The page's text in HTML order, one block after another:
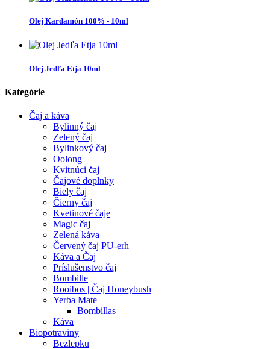
Olej Kardamón 100% - 10ml
Olej Jedľa Etja 10ml
Kategórie
Čaj a káva
Bylinný čaj
Zelený čaj
Bylinkový čaj
Oolong
Kvitnúci čaj
Čajové doplnky
Biely čaj
Čierny čaj
Kvetinové čaje
Magic čaj
Zelená káva
Červený čaj PU-erh
Káva a Čaj
Príslušenstvo čaj
Bombille
Rooibos | Čaj Honeybush
Yerba Mate
Bombillas
Káva
Biopotraviny
Bezlepku